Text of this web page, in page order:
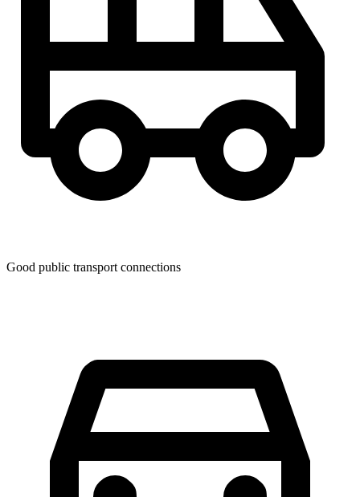
Good public transport connections